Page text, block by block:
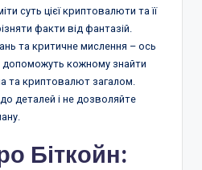
суть цієї криптовалюти та її
факти від фантазій.
та критичне мислення – ось
допоможуть кожному знайти
та криптовалют загалом.
деталей і не дозволяйте
Біткойн: